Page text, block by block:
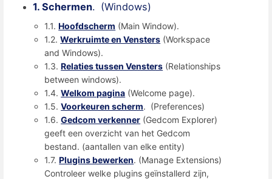
1. Schermen. (Windows)
1.1.Hoofdscherm (Main Window).
1.2.Werkruimte en Vensters (Workspace
and Windows).
1.3.Relaties tussen Vensters (Relationships
between windows).
1.4.Welkom pagina (Welcome page).
1.5.Voorkeuren scherm. (Preferences)
1.6.Gedcom verkenner (Gedcom Explorer)
geeft een overzicht van het Gedcom
bestand. (aantallen van elke entity)
1.7.Plugins bewerken. (Manage Extensions)
Controleer welke plugins geïnstallerd zijn,